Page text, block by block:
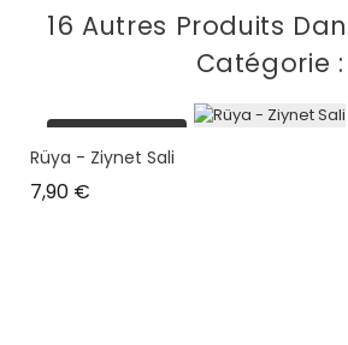
16 Autres Produits
Catégorie :
plus en stock
Rüya - Ziynet Sali
7,90 €